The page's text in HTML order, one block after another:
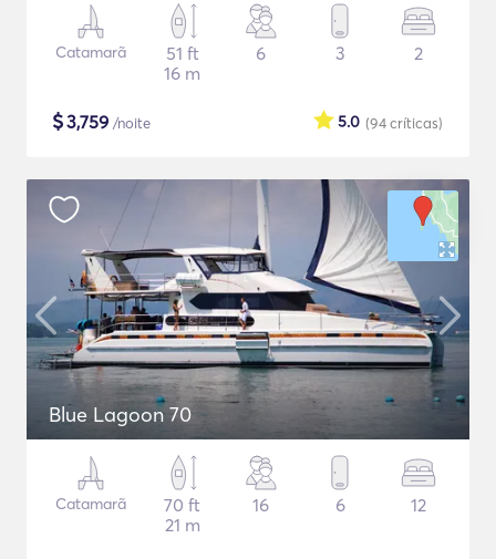
Catamarã
51 ft
16 m
6 3 2
$3,759 /noite (94críticas)
5.0
Blue Lagoon 70
Catamarã
70 ft
21 m
16 6 12